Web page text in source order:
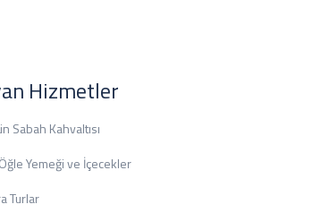
Hizmetler
Sabah Kahvaltısı
Yemeği ve İçecekler
Turlar